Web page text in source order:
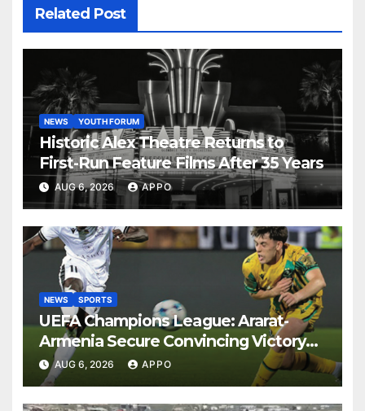
Related Post
NEWS YOUTH FORUM
Historic Alex Theatre Returns to
First-Run Feature Films After 35 Years
AUG 6, 2026 APPO
NEWS SPORTS
UEFA Champions League: Ararat-
Armenia Secure Convincing Victory
Over Shamrock Rovers 2-0
AUG 6, 2026 APPO